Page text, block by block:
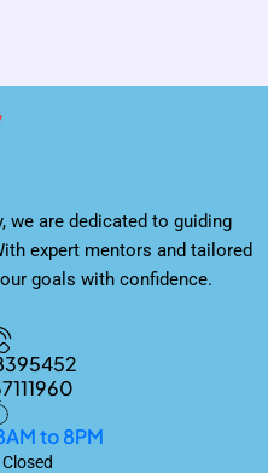
we are dedicated to guiding
expert mentors and tailored
goals with confidence.
to 8PM